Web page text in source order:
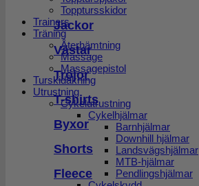
Jackor
Västar
Tröjor
T-shirts
Byxor
Shorts
Fleece
Topptursskidor
Trainers
Träning
Återhämtning
Massage
Massagepistol
Turskidåkning
Utrustning
Cykelutrustning
Cykelhjälmar
Barnhjälmar
Downhill hjälmar
Landsvägshjälmar
MTB-hjälmar
Pendlingshjälmar